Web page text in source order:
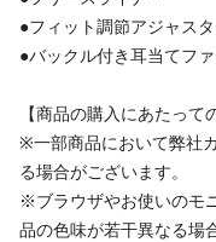
●フィット調節アジャス
●バックル付き耳当てフ
【商品の購入にあたって
※一部商品において弊社
る場合がございます。
※ブラウザやお使いのモ
品の色味が若干異なる場